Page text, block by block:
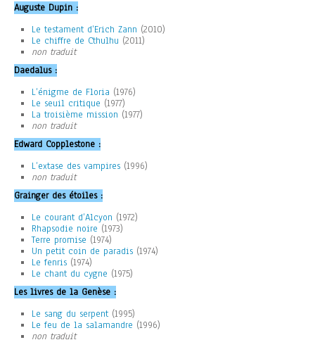
Auguste Dupin :
Le testament d’Erich Zann (2010)
Le chiffre de Cthulhu (2011)
non traduit
Daedalus :
L’énigme de Floria (1976)
Le seuil critique (1977)
La troisième mission (1977)
non traduit
Edward Copplestone :
L’extase des vampires (1996)
non traduit
Grainger des étoiles :
Le courant d’Alcyon (1972)
Rhapsodie noire (1973)
Terre promise (1974)
Un petit coin de paradis (1974)
Le fenris (1974)
Le chant du cygne (1975)
Les livres de la Genèse :
Le sang du serpent (1995)
Le feu de la salamandre (1996)
non traduit